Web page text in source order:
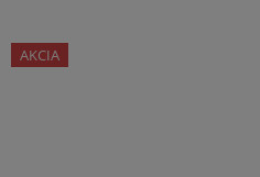
AKCIA